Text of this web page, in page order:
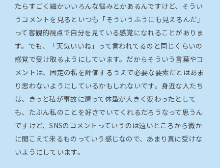
たらすごく細かいいろんな悩みとかあるんですけど、そうい
うコメントを見るといつも「そういうふうにも見えるんだ」
って客観的視点で自分を見ている感覚になれることがありま
す。でも、「天気いいね」って言われてるのと同じくらいの
感覚で受け取るようにしています。だからそういう言葉やコ
メントは、固定の私を評価するうえで必要な要素だとはあま
り思わないようにしているかもしれないです。身近な人たち
は、きっと私が事故に遭って体型が大きく変わったとして
も、たぶん私のことを好きでいてくれるだろうなって思うん
ですけど、SNSのコメントっていうのは遠いところから微か
に聞こえて来るものっていう感じなので、あまり真に受けな
いようにしています。